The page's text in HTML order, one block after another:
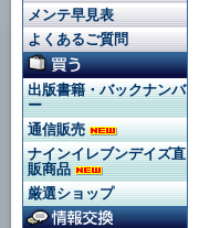
メンテ早見表
よくあるご質問
出版書籍・バックナンバ
ー
通信販売
ナインイレブンデイズ直
販商品
厳選ショップ